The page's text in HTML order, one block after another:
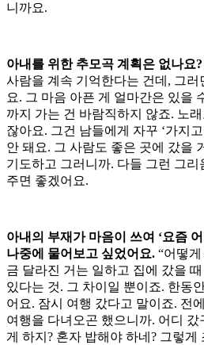
니까요.
아내를 위한 추모곡 계획은 없나요?
사람을 계속 기억한다는 건데, 그러
요. 그 마음 아픈 게 얼마간은 있을
까지 가는 건 바람직하지 않죠. 노
잖아요. 그건 남들에게 자꾸 ‘가지
안 돼요. 그 사람도 좋은 곳에 갔을
기도하고 그러니까. 다들 그런 그
주면 좋겠어요.
아내의 부재가 마음이 쓰여 ‘요즘
나중에 물어보고 싶었어요. “어떻
금 달라진 거는 일하고 집에 갔을
있다는 것. 그 차이일 뿐이죠. 한동
어요. 잠시 여행 갔다고 말이죠. 전
여행을 다녀오곤 했으니까. 어디 갔
게 하지? 혼자 밥해야 하네? 그렇게